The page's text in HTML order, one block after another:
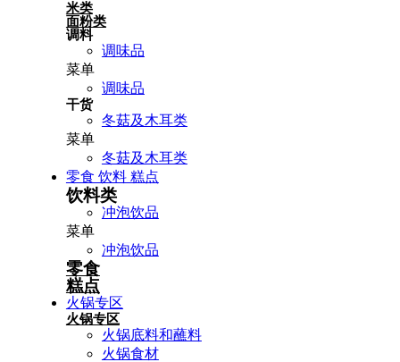
米类
面粉类
调料
调味品
菜单
调味品
干货
冬菇及木耳类
菜单
冬菇及木耳类
零食 饮料 糕点
饮料类
冲泡饮品
菜单
冲泡饮品
零食
糕点
火锅专区
火锅专区
火锅底料和蘸料
火锅食材